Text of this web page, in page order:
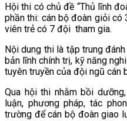
Hội thi có chủ đề “Thủ lĩnh
phần thi: cán bộ đoàn giỏi có
viên trẻ có 7 đội tham gia.
Nội dung thi là tập trung
bản lĩnh chính trị, kỹ năng
tuyên truyền của đội ngũ cán
Qua hội thi nhằm bồi
luận, phương pháp, tác
trường để cán bộ đoàn giao